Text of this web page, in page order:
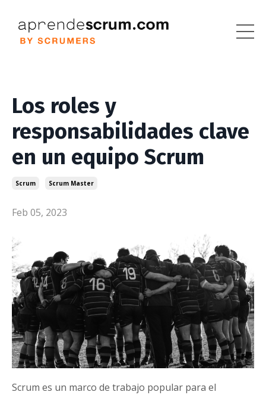
Los roles y
responsabilidades clave
en un equipo Scrum
Scrum Scrum Master
Feb 05, 2023
Scrum es un marco de trabajo popular para el